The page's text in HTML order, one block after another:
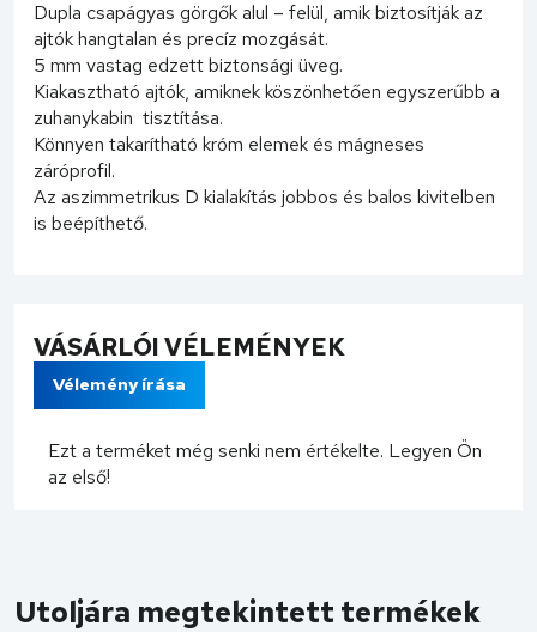
Dupla csapágyas görgők alul – felül, amik biztosítják az
ajtók hangtalan és precíz mozgását.
5 mm vastag edzett biztonsági üveg.
Kiakasztható ajtók, amiknek köszönhetően egyszerűbb a
zuhanykabin tisztítása.
Könnyen takarítható króm elemek és mágneses
záróprofil.
Az aszimmetrikus D kialakítás jobbos és balos kivitelben
is beépíthető.
VÁSÁRLÓI VÉLEMÉNYEK
Vélemény írása
Ezt a terméket még senki nem értékelte. Legyen Ön
az első!
Utoljára megtekintett termékek